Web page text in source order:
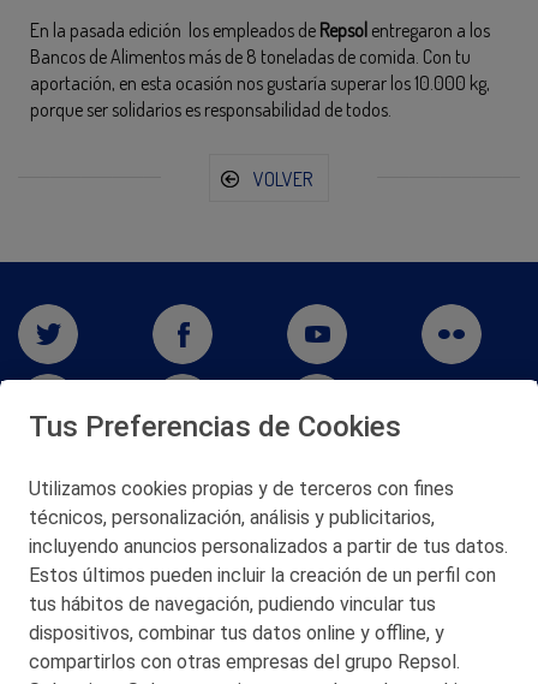
En la pasada edición los empleados de Repsol entregaron a los
Bancos de Alimentos más de 8 toneladas de comida. Con tu
aportación, en esta ocasión nos gustaría superar los 10.000 kg,
porque ser solidarios es responsabilidad de todos.
VOLVER
San Martín 5-Edificio Muñatones,
48550 Muskiz (Bizkaia)
Telf. 946 357 000
© 2026 Petronor S.A.
Tus Preferencias de Cookies
Utilizamos cookies propias y de terceros con fines
técnicos, personalización, análisis y publicitarios,
incluyendo anuncios personalizados a partir de tus datos.
Estos últimos pueden incluir la creación de un perfil con
tus hábitos de navegación, pudiendo vincular tus
dispositivos, combinar tus datos online y offline, y
compartirlos con otras empresas del grupo Repsol.